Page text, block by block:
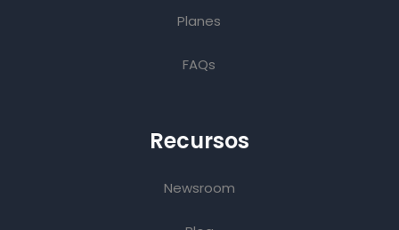
Planes
FAQs
Recursos
Newsroom